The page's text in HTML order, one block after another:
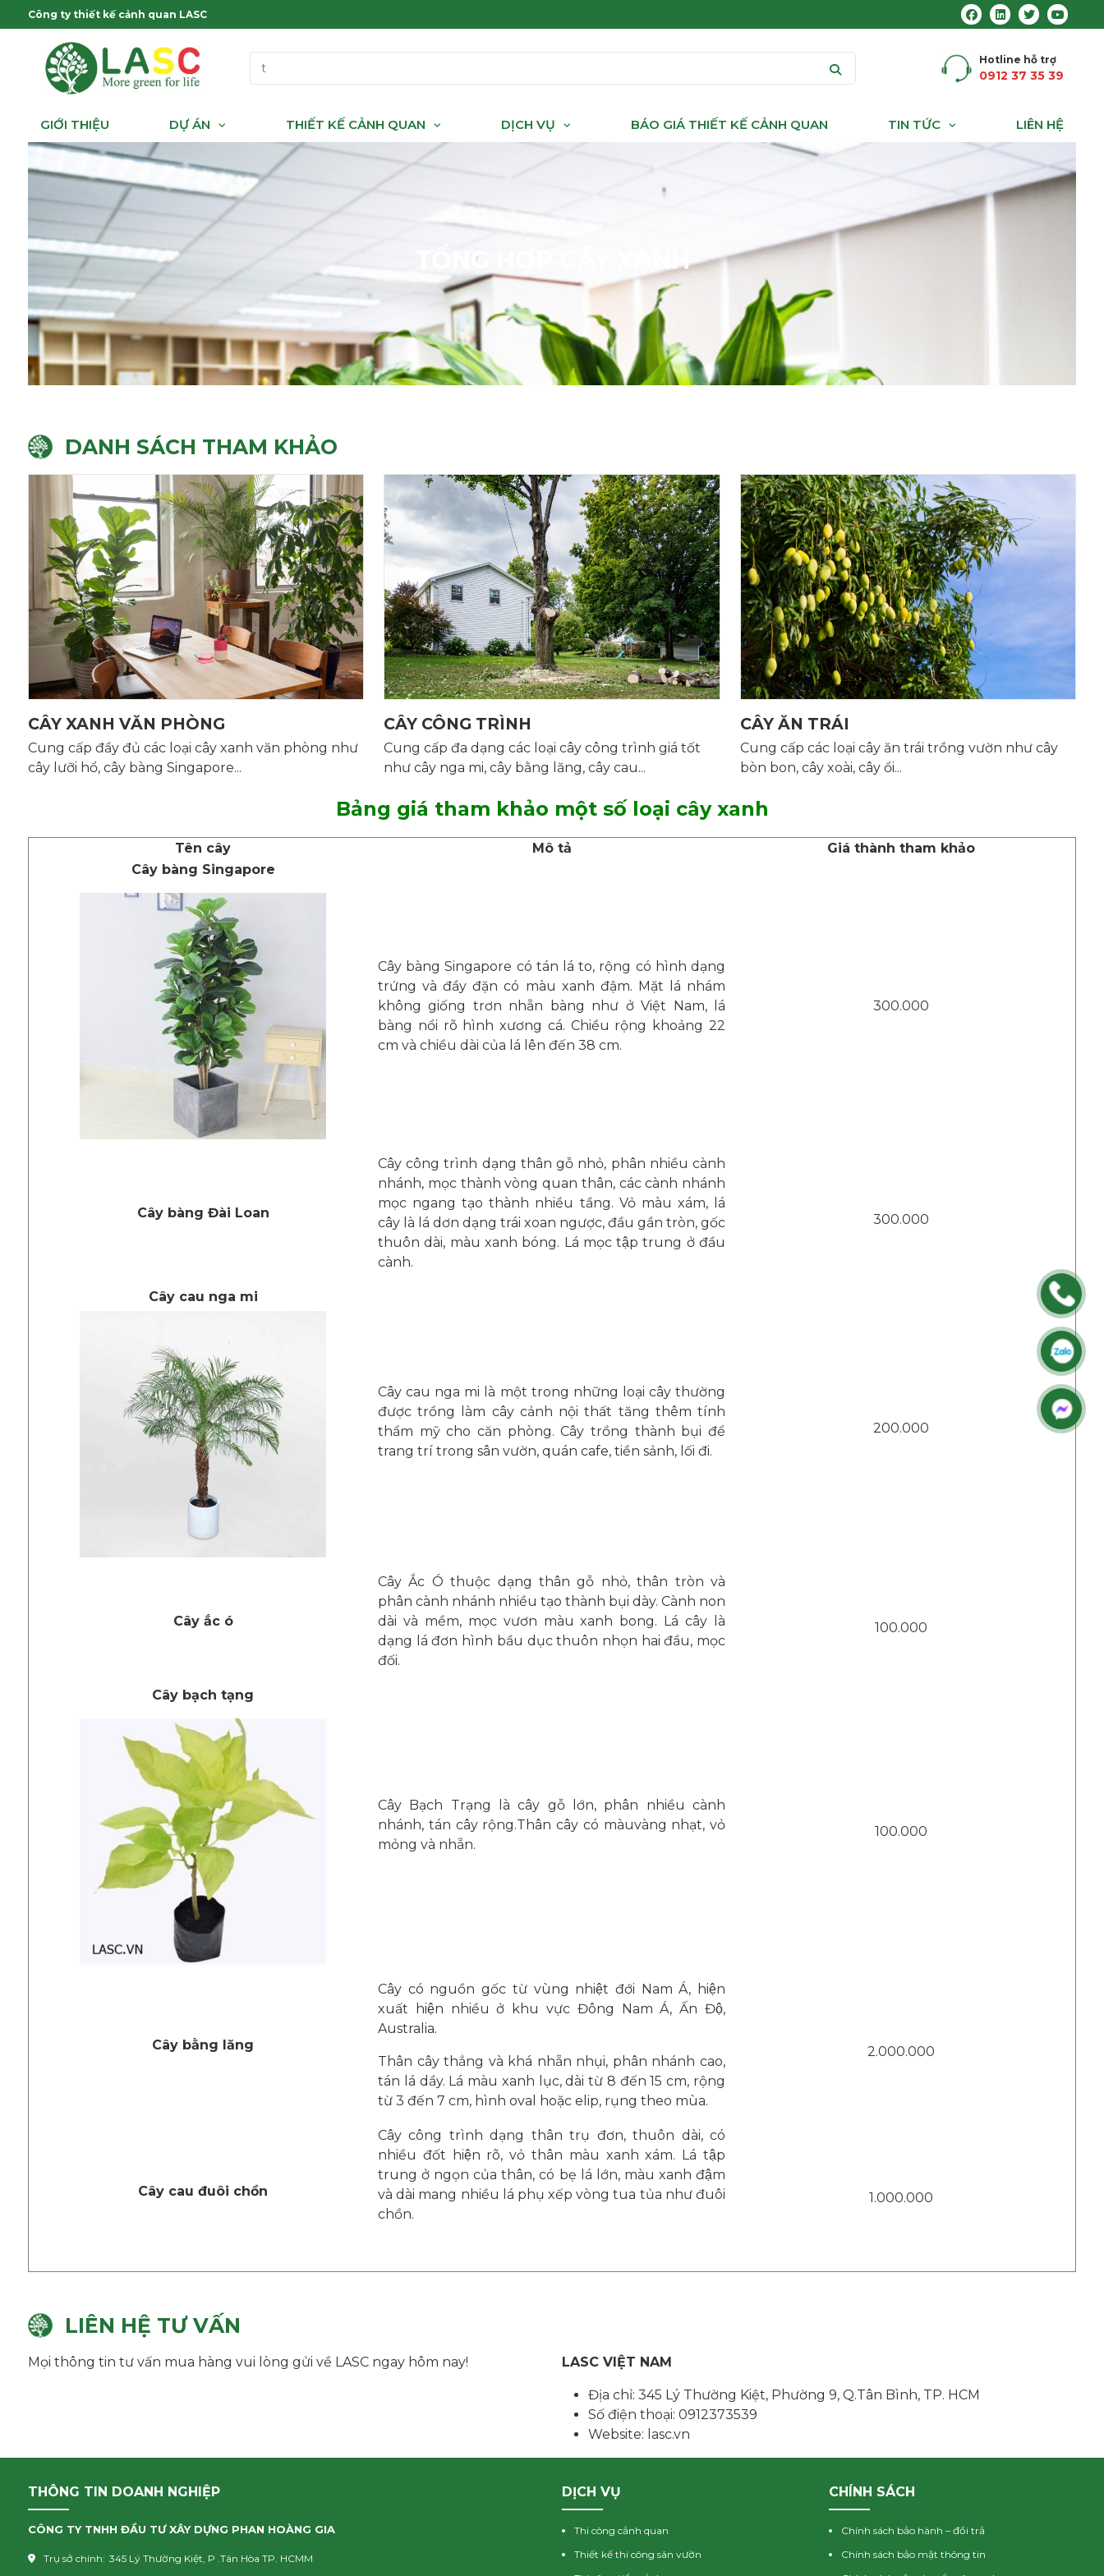
Công ty thiết kế cảnh quan LASC
Hotline hỗ trợ
0912 37 35 39
GIỚI THIỆU DỰ ÁN THIẾT KẾ CẢNH QUAN DỊCH VỤ BÁO GIÁ THIẾT KẾ CẢNH QUAN TIN TỨC LIÊN HỆ
TỔNG HỢP CÂY XANH
DANH SÁCH THAM KHẢO
CÂY XANH VĂN PHÒNG
Cung cấp đầy đủ các loại cây xanh văn phòng như
cây lưỡi hổ, cây bàng Singapore...
CÂY CÔNG TRÌNH
Cung cấp đa dạng các loại cây công trình giá tốt
như cây nga mi, cây bằng lăng, cây cau...
CÂY ĂN TRÁI
Cung cấp các loại cây ăn trái trồng vườn như cây
bòn bon, cây xoài, cây ổi...
Bảng giá tham khảo một số loại cây xanh
Tên cây Mô tả
Giá thành tham khảo
Cây bàng Singapore
Cây bàng Singapore có tán lá to, rộng có hình dạng
trứng và đầy đặn có màu xanh đậm. Mặt lá nhám
không giống trơn nhẵn bàng như ở Việt Nam, lá
bàng nổi rõ hình xương cá. Chiều rộng khoảng 22
cm và chiều dài của lá lên đến 38 cm.
300.000
Cây bàng Đài Loan
Cây công trình dạng thân gỗ nhỏ, phân nhiều cành
nhánh, mọc thành vòng quan thân, các cành nhánh
mọc ngang tạo thành nhiều tầng. Vỏ màu xám, lá
cây là lá dơn dạng trái xoan ngược, đầu gần tròn, gốc
thuôn dài, màu xanh bóng. Lá mọc tập trung ở đầu
cành.
300.000
Cây cau nga mi
Cây cau nga mi là một trong những loại cây thường
được trồng làm cây cảnh nội thất tăng thêm tính
thẩm mỹ cho căn phòng. Cây trồng thành bụi để
trang trí trong sân vườn, quán cafe, tiền sảnh, lối đi.
200.000
Cây ắc ó
Cây Ắc Ó thuộc dạng thân gỗ nhỏ, thân tròn và
phân cành nhánh nhiều tạo thành bụi dày. Cành non
dài và mềm, mọc vươn màu xanh bong. Lá cây là
dạng lá đơn hình bầu dục thuôn nhọn hai đầu, mọc
đối.
100.000
Cây bạch tạng
Cây Bạch Trạng là cây gỗ lớn, phân nhiều cành
nhánh, tán cây rộng.Thân cây có màuvàng nhạt, vỏ
mỏng và nhẵn.
100.000
Cây bằng lăng
Cây có nguồn gốc từ vùng nhiệt đới Nam Á, hiện
xuất hiện nhiều ở khu vực Đông Nam Á, Ấn Độ,
Australia.
Thân cây thẳng và khá nhẵn nhụi, phân nhánh cao,
tán lá dầy. Lá màu xanh lục, dài từ 8 đến 15 cm, rộng
từ 3 đến 7 cm, hình oval hoặc elip, rụng theo mùa.
2.000.000
Cây cau đuôi chồn
Cây công trình dạng thân trụ đơn, thuôn dài, có
nhiều đốt hiện rõ, vỏ thân màu xanh xám. Lá tập
trung ở ngọn của thân, có bẹ lá lớn, màu xanh đậm
và dài mang nhiều lá phụ xếp vòng tua tủa như đuôi
chồn.
1.000.000
LIÊN HỆ TƯ VẤN
Mọi thông tin tư vấn mua hàng vui lòng gửi về LASC ngay hôm nay! LASC VIỆT NAM
Địa chỉ: 345 Lý Thường Kiệt, Phường 9, Q.Tân Bình, TP. HCM
Số điện thoại: 0912373539
Website: lasc.vn
THÔNG TIN DOANH NGHIỆP
CÔNG TY TNHH ĐẦU TƯ XÂY DỰNG PHAN HOÀNG GIA
Trụ sở chính: 345 Lý Thường Kiệt, P .Tân Hòa TP. HCMM
DỊCH VỤ
Thi công cảnh quan
Thiết kế thi công sân vườn
CHÍNH SÁCH
Chính sách bảo hành – đổi trả
Chính sách bảo mật thông tin